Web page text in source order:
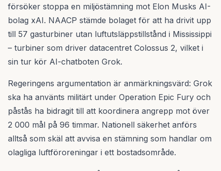
försöker stoppa en miljöstämning mot Elon Musks AI-
bolag xAI. NAACP stämde bolaget för att ha drivit upp
till 57 gasturbiner utan luftutsläppstillstånd i Mississippi
– turbiner som driver datacentret Colossus 2, vilket i
sin tur kör AI-chatboten Grok.
Regeringens argumentation är anmärkningsvärd: Grok
ska ha använts militärt under Operation Epic Fury och
påstås ha bidragit till att koordinera angrepp mot över
2 000 mål på 96 timmar. Nationell säkerhet anförs
alltså som skäl att avvisa en stämning som handlar om
olagliga luftföroreningar i ett bostadsområde.